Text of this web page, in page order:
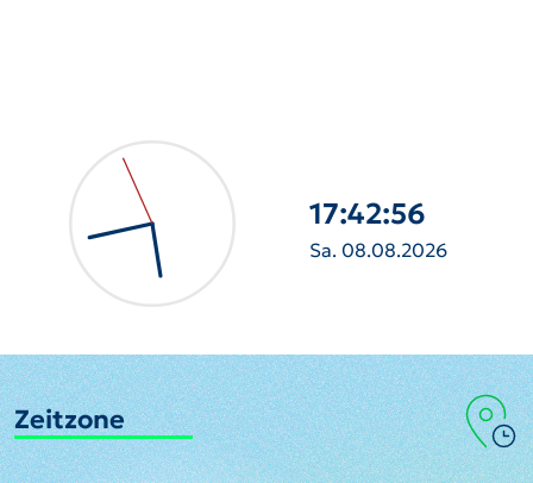
17:42:58
Sa. 08.08.2026
Zeitzone